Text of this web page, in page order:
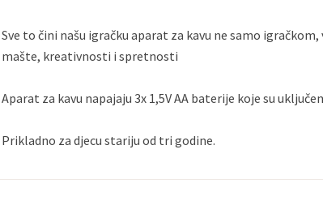
Sve to čini našu igračku aparat za kavu ne samo
mašte, kreativnosti i spretnosti
Aparat za kavu napajaju 3x 1,5V AA baterije koje su
Prikladno za djecu stariju od tri godine.